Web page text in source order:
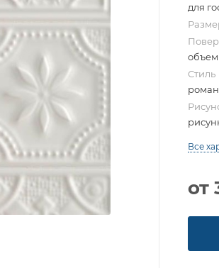
для
Стиль
Все
от